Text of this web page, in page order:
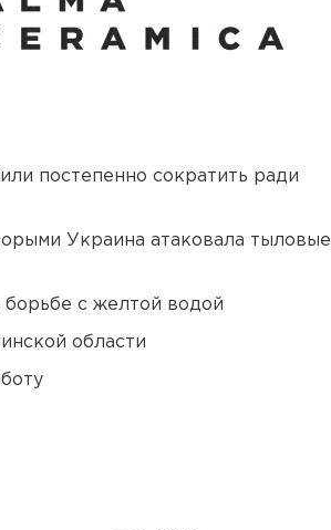
постепенно сократить ради
Украина атаковала тыловые
борьбе с желтой водой
области